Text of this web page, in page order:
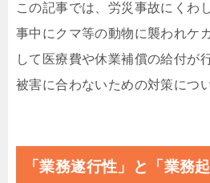
この記事では、労災事故にくわ
事中にクマ等の動物に襲われケ
して医療費や休業補償の給付が
被害に合わないための対策につ
「業務遂行性」と「業務